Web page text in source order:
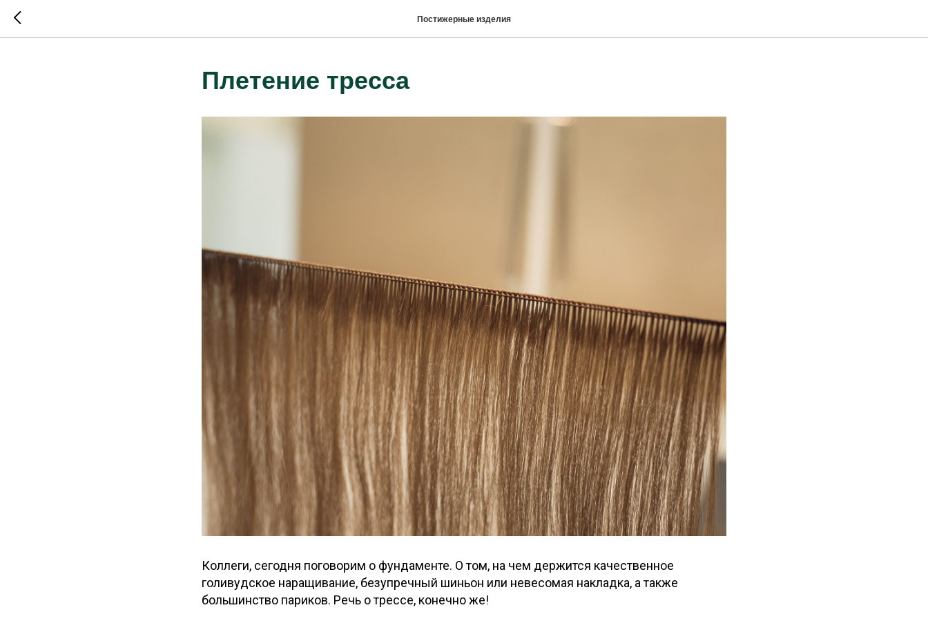
Постижерные изделия
Плетение тресса
Коллеги, сегодня поговорим о фундаменте. О том, на чем держится качественное
голивудское наращивание, безупречный шиньон или невесомая накладка, а также
большинство париков. Речь о трессе, конечно же!